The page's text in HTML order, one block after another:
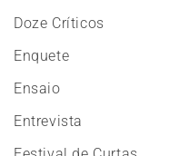
Doze Críticos
Enquete
Ensaio
Entrevista